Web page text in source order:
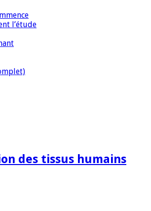
l’étude
des tissus humains